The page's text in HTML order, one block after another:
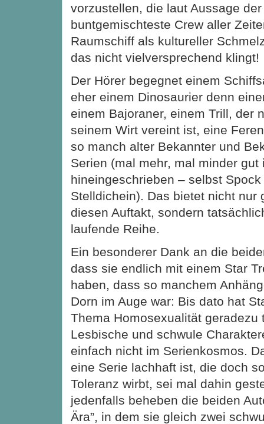
vorzustellen, die laut Aussage
buntgemischteste Crew aller
Raumschiff als kultureller
das nicht vielversprechend klingt!
Der Hörer begegnet einem
eher einem Dinosaurier denn
einem Bajoraner, einem Trill, der
seinem Wirt vereint ist, eine
so manch alter Bekannter und
Serien (mal mehr, mal minder gut
hineingeschrieben – selbst
Stelldichein). Das bietet nicht nur
diesen Auftakt, sondern
laufende Reihe.
Ein besonderer Dank an die
dass sie endlich mit einem Star
haben, dass so manchem
Dorn im Auge war: Bis dato hat
Thema Homosexualität geradezu
Lesbische und schwule
einfach nicht im Serienkosmos.
eine Serie lachhaft ist, die doch
Toleranz wirbt, sei mal dahin
jedenfalls beheben die beiden
Ära”, in dem sie gleich zwei